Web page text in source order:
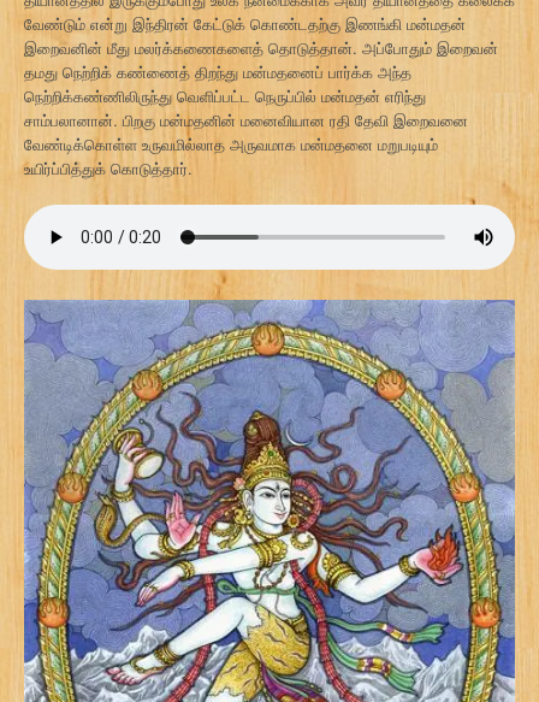
வேண்டும் என்று இந்திரன் கேட்டுக் கொண்டதற்கு இணங்கி மன்மதன்
இறைவனின் மீது மலர்க்கணைகளைத் தொடுத்தான். அப்போதும் இறைவன்
தமது நெற்றிக் கண்ணைத் திறந்து மன்மதனைப் பார்க்க அந்த
நெற்றிக்கண்ணிலிருந்து வெளிப்பட்ட நெருப்பில் மன்மதன் எரிந்து
சாம்பலானான். பிறகு மன்மதனின் மனைவியான ரதி தேவி இறைவனை
வேண்டிக்கொள்ள உருவமில்லாத அருவமாக மன்மதனை மறுபடியும்
உயிர்ப்பித்துக் கொடுத்தார்.